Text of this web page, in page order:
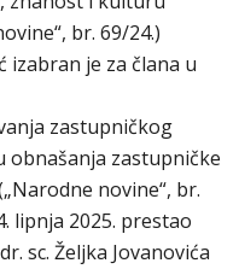
br. 69/24.)
izabran je za člana u
zastupničkog
obnašanja zastupničke
novine“, br.
lipnja 2025. prestao
sc. Željka Jovanovića